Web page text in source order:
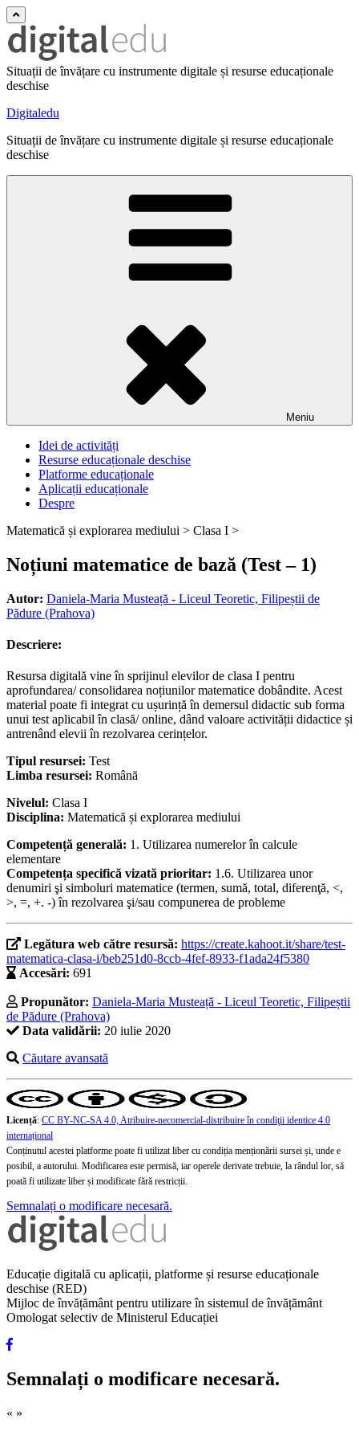
Situații de învățare cu instrumente digitale și resurse educaționale
deschise
Digitaledu
Situații de învățare cu instrumente digitale și resurse educaționale
deschise
Meniu
Idei de activități
Resurse educaționale deschise
Platforme educaționale
Aplicații educaționale
Despre
Matematică și explorarea mediului > Clasa I >
Noțiuni matematice de bază (Test – 1)
Autor: Daniela-Maria Musteață - Liceul Teoretic, Filipeștii de
Pădure (Prahova)
Descriere:
Resursa digitală vine în sprijinul elevilor de clasa I pentru
aprofundarea/ consolidarea noțiunilor matematice dobândite. Acest
material poate fi integrat cu ușurință în demersul didactic sub forma
unui test aplicabil în clasă/ online, dând valoare activității didactice și
antrenând elevii în rezolvarea cerințelor.
Tipul resursei: Test
Limba resursei: Română
Nivelul: Clasa I
Disciplina: Matematică și explorarea mediului
Competență generală: 1. Utilizarea numerelor în calcule
elementare
Competența specifică vizată prioritar: 1.6. Utilizarea unor
denumiri şi simboluri matematice (termen, sumă, total, diferenţă, <,
>, =, +. -) în rezolvarea şi/sau compunerea de probleme
Legătura web către resursă: https://create.kahoot.it/share/test-
matematica-clasa-i/beb251d0-8ccb-4fef-8933-f1ada24f5380
Accesări: 691
Propunător: Daniela-Maria Musteață - Liceul Teoretic, Filipeștii
de Pădure (Prahova)
Data validării: 20 iulie 2020
Căutare avansată
Licență: CC BY-NC-SA 4.0, Atribuire-necomercial-distribuire în condiţii identice 4.0
internațional
Conținutul acestei platforme poate fi utilizat liber cu condiția menționării sursei și, unde e
posibil, a autorului. Modificarea este permisă, iar operele derivate trebuie, la rândul lor, să
poată fi utilizate liber și modificate fără restricții.
Semnalați o modificare necesară.
Educație digitală cu aplicații, platforme și resurse educaționale
deschise (RED)
Mijloc de învățământ pentru utilizare în sistemul de învățământ
Omologat selectiv de Ministerul Educației
Semnalați o modificare necesară.
« »